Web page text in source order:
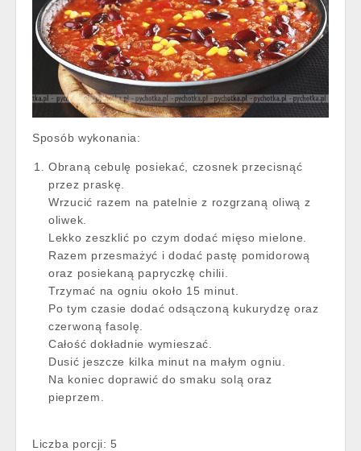
Sposób wykonania:
Obraną cebulę posiekać, czosnek przecisnąć
przez praskę.
Wrzucić razem na patelnie z rozgrzaną oliwą z
oliwek.
Lekko zeszklić po czym dodać mięso mielone.
Razem przesmażyć i dodać pastę pomidorową
oraz posiekaną papryczkę chilii.
Trzymać na ogniu około 15 minut.
Po tym czasie dodać odsączoną kukurydzę oraz
czerwoną fasolę.
Całość dokładnie wymieszać.
Dusić jeszcze kilka minut na małym ogniu.
Na koniec doprawić do smaku solą oraz
pieprzem.
Liczba porcji: 5